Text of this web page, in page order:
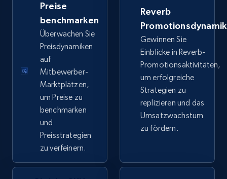
5.4K+ 668+ Jetzt anfangen
TikTok Shop - category
URL, Title, Available, Description, Currency, Initial
price, Final price, Discount percent, and more.
5.4K+ Jetzt anfangen
Preise
benchmarken
Überwachen Sie
Preisdynamiken
auf
Mitbewerber-
Marktplätzen,
um Preise zu
benchmarken
und
Preisstrategien
zu verfeinern.
Reverb
Gewinnen Sie
Einblicke in Reverb-
Promotionsaktivitäten,
um erfolgreiche
Strategien zu
replizieren und das
Umsatzwachstum
zu fördern.